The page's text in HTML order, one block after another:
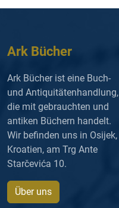
Ark Bücher
Ark Bücher ist eine Buch-
und Antiquitätenhandlung,
die mit gebrauchten und
antiken Büchern handelt.
Wir befinden uns in Osijek,
Kroatien, am Trg Ante
Starčevića 10.
Über uns